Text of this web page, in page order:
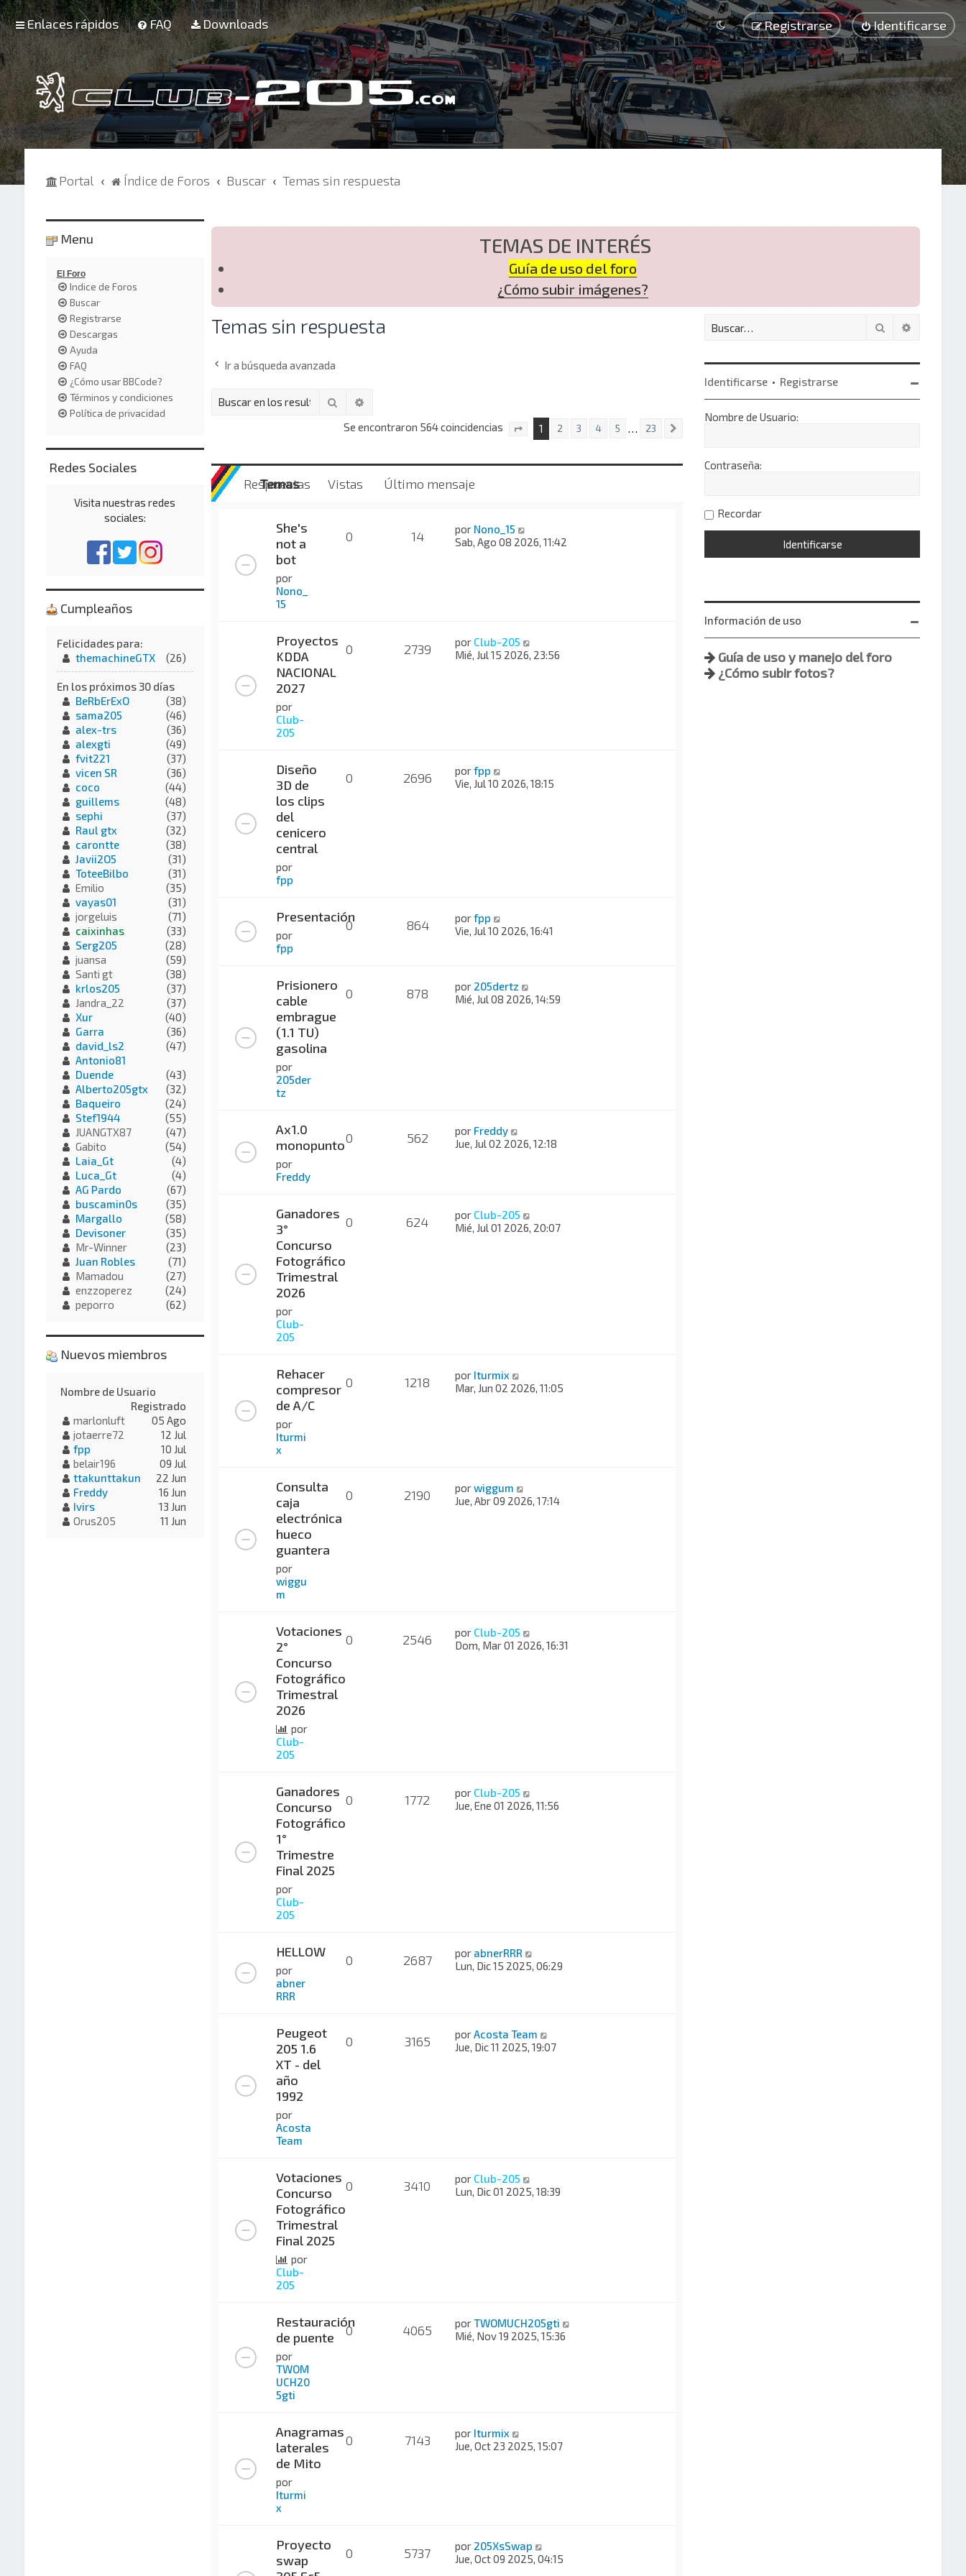
Enlaces rápidos FAQ Downloads Identificarse
Registrarse
Portal Índice de Foros Buscar Temas sin respuesta
TEMAS DE INTERÉS
Guía de uso del foro
¿Cómo subir imágenes?
Temas sin respuesta
Ir a búsqueda avanzada
Buscar
Se encontraron 564 coincidencias Página1 de23
1 2 3 4 5 … 23
Temas
Respuestas Vistas Último mensaje
She's
not a
bot
por
Nono_
15
0 14 por Nono_15
Sab, Ago 08 2026, 11:42
Proyectos
KDDA
NACIONAL
2027
por
Club-
205
0 2739 por Club-205
Mié, Jul 15 2026, 23:56
Diseño
3D de
los clips
del
cenicero
central
por
fpp
0 2696 porfpp
Vie, Jul 10 2026, 18:15
Presentación
por
fpp
0 864 porfpp
Vie, Jul 10 2026, 16:41
Prisionero
cable
embrague
(1.1 TU)
gasolina
por
205der
tz
0 878 por 205dertz
Mié, Jul 08 2026, 14:59
Ax1.0
monopunto
por
Freddy
0 562 por Freddy
Jue, Jul 02 2026, 12:18
Ganadores
3°
Concurso
Fotográfico
Trimestral
2026
por
Club-
205
0 624 por Club-205
Mié, Jul 01 2026, 20:07
Rehacer
compresor
de A/C
por
Iturmi
x
0 1218 por Iturmix
Mar, Jun 02 2026, 11:05
Consulta
caja
electrónica
hueco
guantera
por
wiggu
m
0 2190 porwiggum
Jue, Abr 09 2026, 17:14
Votaciones
2°
Concurso
Fotográfico
Trimestral
2026
por
Club-
205
0 2546 por Club-205
Dom, Mar 01 2026, 16:31
Ganadores
Concurso
Fotográfico
1°
Trimestre
Final 2025
por
Club-
205
0 1772 por Club-205
Jue, Ene 01 2026, 11:56
HELLOW
por
abner
RRR
0 2687 por abnerRRR
Lun, Dic 15 2025, 06:29
Peugeot
205 1.6
XT - del
año
1992
por
Acosta
Team
0 3165 porAcosta Team
Jue, Dic 11 2025, 19:07
Votaciones
Concurso
Fotográfico
Trimestral
Final 2025
por
Club-
205
0 3410 por Club-205
Lun, Dic 01 2025, 18:39
Restauración
de puente
por
TWOM
UCH20
5gti
0 4065 porTWOMUCH205gti
Mié, Nov 19 2025, 15:36
Anagramas
laterales
de Mito
por
Iturmi
x
0 7143 por Iturmix
Jue, Oct 23 2025, 15:07
Proyecto
swap
0 5737 por 205XsSwap
Jue, Oct 09 2025, 04:15
Buscar
Identificarse • Registrarse
Nombre de Usuario:
Contraseña:
Recordar
Información de uso
Guía de uso y manejo del foro
¿Cómo subir fotos?
Menu
El Foro
Indice de Foros
Buscar
Registrarse
Descargas
Ayuda
FAQ
¿Cómo usar BBCode?
Términos y condiciones
Política de privacidad
Redes Sociales
Visita nuestras redes
sociales:
Cumpleaños
Felicidades para:
themachineGTX
(26)
En los próximos 30 días
BeRbErExO
(38)
sama205
(46)
alex-trs
(36)
alexgti
(49)
fvit221
(37)
vicen SR
(36)
coco
(44)
guillems
(48)
sephi
(37)
Raul gtx
(32)
carontte
(38)
Javii2O5
(31)
ToteeBilbo
(31)
Emilio
(35)
vayas01
(31)
jorgeluis
(71)
caixinhas
(33)
Serg205
(28)
juansa
(59)
Santi gt
(38)
krlos205
(37)
Jandra_22
(37)
Xur
(40)
Garra
(36)
david_ls2
(47)
Antonio81
Duende
(43)
Alberto205gtx
(32)
Baqueiro
(24)
Stef1944
(55)
JUANGTX87
(47)
Gabito
(54)
Laia_Gt
(4)
Luca_Gt
(4)
AG Pardo
(67)
buscamin0s
(35)
Margallo
(58)
Devisoner
(35)
Mr-Winner
(23)
Juan Robles
(71)
Mamadou
(27)
enzzoperez
(24)
peporro
(62)
Nuevos miembros
Nombre de Usuario
Registrado
marlonluft
05 Ago
jotaerre72
12 Jul
fpp
10 Jul
belair196
09 Jul
ttakunttakun
22 Jun
Freddy
16 Jun
Ivirs
13 Jun
Orus205
11 Jun